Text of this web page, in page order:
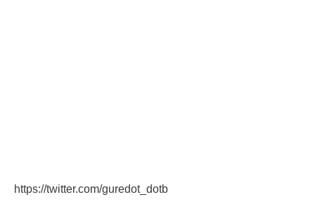
https://twitter.com/guredot_dotb